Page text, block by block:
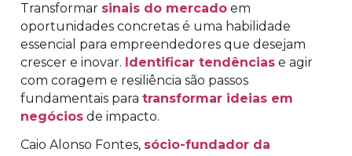
Transformar sinais do mercado em
oportunidades concretas é uma habilidade
essencial para empreendedores que desejam
crescer e inovar. Identificar tendências e agir
com coragem e resiliência são passos
fundamentais para transformar ideias em
negócios de impacto.
Caio Alonso Fontes, sócio-fundador da